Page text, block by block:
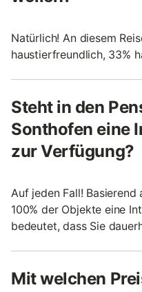
Natürlich! An diesem
haustierfreundlich, 33%
Steht in den
Sonthofen eine
zur Verfügung?
Auf jeden Fall!
100% der Objekte eine
bedeutet, dass Sie
Mit welchen